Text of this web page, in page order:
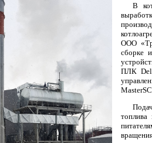
В
ООО
сборке
ПЛК